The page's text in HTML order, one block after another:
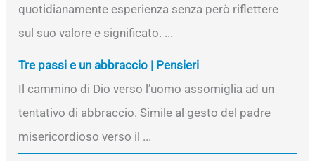
quotidianamente esperienza senza però riflettere
sul suo valore e significato. ...
Tre passi e un abbraccio | Pensieri
Il cammino di Dio verso l’uomo assomiglia ad un
tentativo di abbraccio. Simile al gesto del padre
misericordioso verso il ...